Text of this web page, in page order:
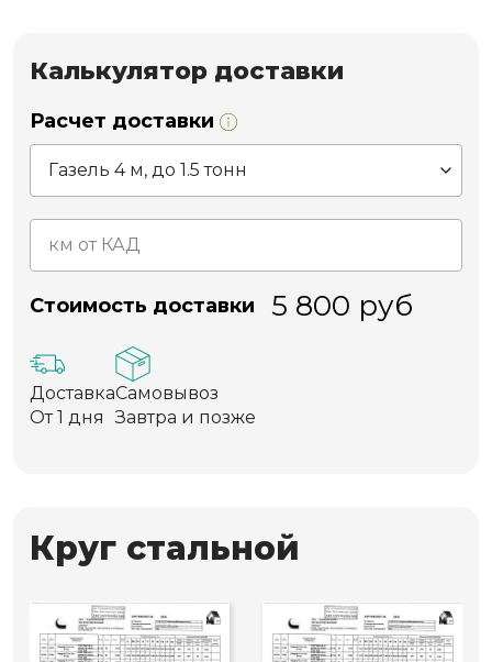
Калькулятор доставки
Расчет доставки
Стоимость доставки 5 800 руб
Доставка
От 1 дня
Самовывоз
Завтра и позже
Круг стальной